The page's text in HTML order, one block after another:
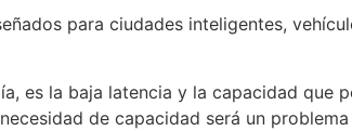
para ciudades inteligentes,
es la baja latencia y la capacidad que
de capacidad será un